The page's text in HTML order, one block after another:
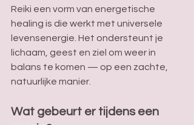
Reiki een vorm van energetische
healing is die werkt met universele
levensenergie. Het ondersteunt je
lichaam, geest en ziel om weer in
balans te komen — op een zachte,
natuurlijke manier.
Wat gebeurt er tijdens een